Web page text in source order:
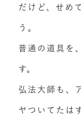
だけど、せめ
う。
普通の道具を
す。
弘法大師も、
ヤついてたは